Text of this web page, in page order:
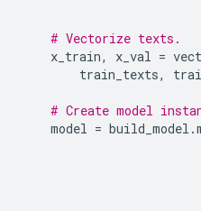
# Vectorize texts.
x_train, x_val =
train_texts,
# Create model
model = build_model .